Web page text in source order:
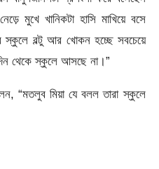
মুখে খানিকটা হাসি মাখিয়ে বসে
স্কুলে বল্টু আর খোকন হচ্ছে সবচেয়ে
থেকে স্কুলে আসছে না।”
“মতলুব মিয়া যে বলল তারা স্কুলে